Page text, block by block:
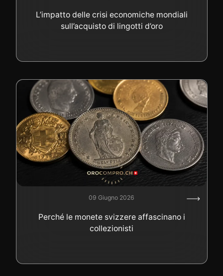
L’impatto delle crisi economiche mondiali
sull’acquisto di lingotti d’oro
09 Giugno 2026
Perché le monete svizzere affascinano i
collezionisti